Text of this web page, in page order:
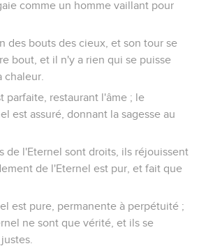
comme un homme vaillant pour
des bouts des cieux, et son tour se
bout, et il n'y a rien qui se puisse
chaleur.
parfaite, restaurant l'âme ; le
est assuré, donnant la sagesse au
de l'Eternel sont droits, ils réjouissent
de l'Eternel est pur, et fait que
est pure, permanente à perpétuité ;
ne sont que vérité, et ils se